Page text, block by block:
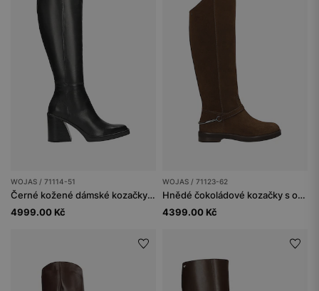
WOJAS / 71114-51
Černé kožené dámské kozačky se zkoseným podpatkem
4999.00 Kč
WOJAS / 71123-62
Hnědé čokoládové kozačky s ozdobným páskem a kovovou přezkou
4399.00 Kč